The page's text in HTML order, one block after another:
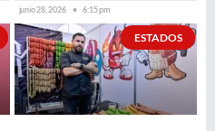
junio 28, 2026 6:15 pm
ESTADOS